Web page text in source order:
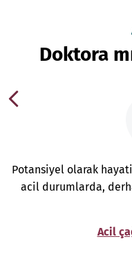
Doktora
Potansiyel olarak
acil durumlarda,
Acil